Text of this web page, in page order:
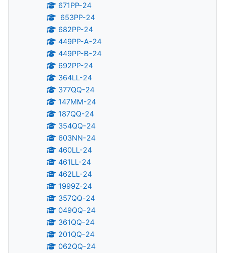
671PP-24
653PP-24
682PP-24
449PP-A-24
449PP-B-24
692PP-24
364LL-24
377QQ-24
147MM-24
187QQ-24
354QQ-24
603NN-24
460LL-24
461LL-24
462LL-24
1999Z-24
357QQ-24
049QQ-24
361QQ-24
201QQ-24
062QQ-24